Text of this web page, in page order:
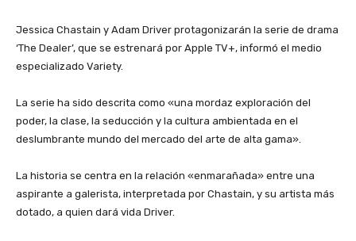
‎Jessica Chastain y Adam Driver protagonizarán la serie de drama
‘The Dealer’, que se estrenará por Apple TV+, informó el medio
especializado Variety.
‎La serie ha sido descrita como «una mordaz exploración del
poder, la clase, la seducción y la cultura ambientada en el
deslumbrante mundo del mercado del arte de alta gama».
‎La historia se centra en la relación «enmarañada» entre una
aspirante a galerista, interpretada por Chastain, y su artista más
dotado, a quien dará vida Driver.